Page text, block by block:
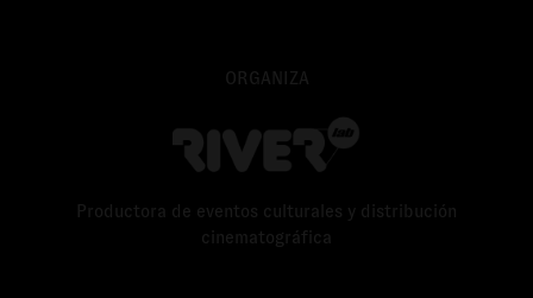
ORGANIZA
Productora de eventos culturales y distribución
cinematográfica